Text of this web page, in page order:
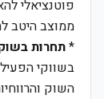
פוטנציאלי
ממוצב היטב
*תחרות
בשווקי
השוק